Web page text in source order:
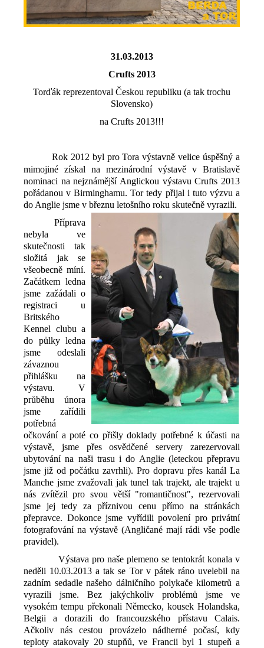
31.03.2013
Crufts 2013
Torďák reprezentoval Českou republiku (a tak trochu
Slovensko)
na Crufts 2013!!!
Rok 2012 byl pro Tora výstavně velice úspěšný a
mimojiné získal na mezinárodní výstavě v Bratislavě
nominaci na nejznámější Anglickou výstavu Crufts 2013
pořádanou v Birminghamu. Tor tedy přijal i tuto výzvu a
do Anglie jsme v březnu letošního roku skutečně vyrazili.
Příprava
nebyla ve
skutečnosti tak
složitá jak se
všeobecně míní.
Začátkem ledna
jsme zažádali o
registraci u
Britského
Kennel clubu a
do půlky ledna
jsme odeslali
závaznou
přihlášku na
výstavu. V
průběhu února
jsme zařídili
potřebná
očkování a poté co přišly doklady potřebné k účasti na
výstavě, jsme přes osvědčené servery zarezervovali
ubytování na naši trasu i do Anglie (leteckou přepravu
jsme již od počátku zavrhli). Pro dopravu přes kanál La
Manche jsme zvažovali jak tunel tak trajekt, ale trajekt u
nás zvítězil pro svou větší "romantičnost", rezervovali
jsme jej tedy za příznivou cenu přímo na stránkách
přepravce. Dokonce jsme vyřídili povolení pro privátní
fotografování na výstavě (Angličané mají rádi vše podle
pravidel).
Výstava pro naše plemeno se tentokrát konala v
neděli 10.03.2013 a tak se Tor v pátek ráno uvelebil na
zadním sedadle našeho dálničního polykače kilometrů a
vyrazili jsme. Bez jakýchkoliv problémů jsme ve
vysokém tempu překonali Německo, kousek Holandska,
Belgii a dorazili do francouzského přístavu Calais.
Ačkoliv nás cestou provázelo nádherné počasí, kdy
teploty atakovaly 20 stupňů, ve Francii byl 1 stupeň a